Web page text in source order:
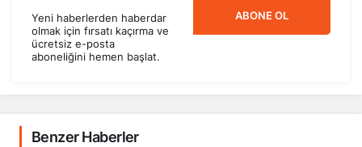
Yeni haberlerden haberdar
olmak için fırsatı kaçırma ve
ücretsiz e-posta
aboneliğini hemen başlat.
ABONE OL
Benzer Haberler